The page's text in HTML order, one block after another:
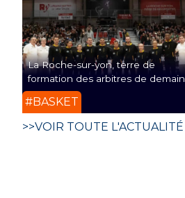
La Roche-sur-yon, terre de
formation des arbitres de demain
#BASKET
>>VOIR TOUTE L'ACTUALITÉ